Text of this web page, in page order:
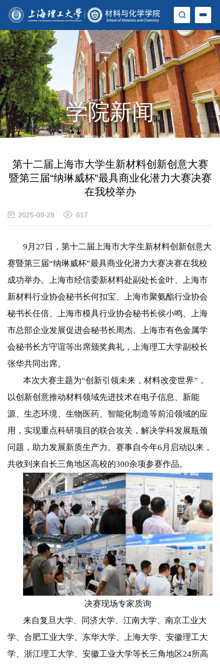
学院新闻
第十二届上海市大学生新材料创新创意大赛
暨第三届“纳琳威杯”最具商业化潜力大赛决赛
在我校举办
2025-09-29 617
9 月 27 日，第十二届上海市大学生新材料创新创意大
赛暨第三届“纳琳威杯”最具商业化潜力大赛决赛在我校
成功举办。上海市经信委新材料处副处长金叶、上海市
新材料行业协会秘书长何扣宝、上海市聚氨酯行业协会
秘书长任倍、上海市模具行业协会秘书长侯小鸣、上海
市总部企业发展促进会秘书长周杰、上海市有色金属学
会秘书长方守谊等出席颁奖典礼，上海理工大学副校长
张华共同出席。
本次大赛主题为“创新引领未来，材料改变世界”，
以创新创意推动材料领域先进技术在电子信息、新能
源、生态环境、生物医药、智能化制造等前沿领域的应
用，实现重点科研项目的联合攻关，解决学科发展瓶颈
问题，助力发展新质生产力。赛事自今年6 月启动以来，
共收到来自长三角地区高校的300余项参赛作品。
决赛现场专家质询
来自复旦大学、同济大学、江南大学、南京工业大
学、合肥工业大学、东华大学、上海大学、安徽理工大
学、浙江理工大学、安徽工业大学等长三角地区24所高